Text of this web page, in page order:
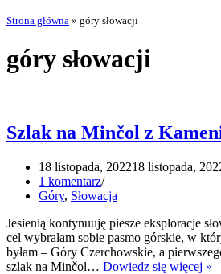
Strona główna » góry słowacji
góry słowacji
Szlak na Minčol z
18 listopada, 202218 listopada,
1 komentarz
Góry, Słowacja
Jesienią kontynuuję piesze eksploracje
cel wybrałam sobie pasmo górskie, w
byłam – Góry Czerchowskie, a
szlak na Minčol… Dowiedz się więcej »